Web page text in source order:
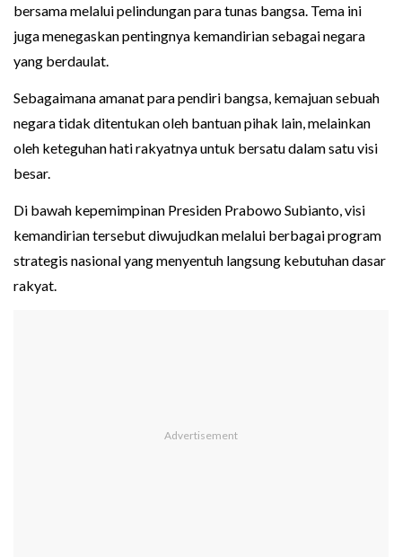
bersama melalui pelindungan para tunas bangsa. Tema ini
juga menegaskan pentingnya kemandirian sebagai negara
yang berdaulat.
Sebagaimana amanat para pendiri bangsa, kemajuan sebuah
negara tidak ditentukan oleh bantuan pihak lain, melainkan
oleh keteguhan hati rakyatnya untuk bersatu dalam satu visi
besar.
Di bawah kepemimpinan Presiden Prabowo Subianto, visi
kemandirian tersebut diwujudkan melalui berbagai program
strategis nasional yang menyentuh langsung kebutuhan dasar
rakyat.